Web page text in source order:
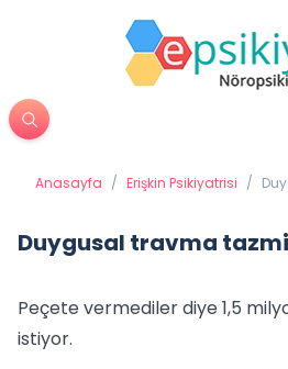
Anasayfa / Erişkin Psikiyatrisi /
Duygusal travma
Peçete vermediler diye 1,5
istiyor.